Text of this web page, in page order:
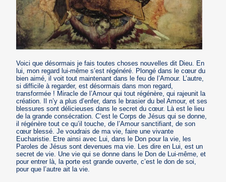
Voici que désormais je fais toutes choses nouvelles dit Dieu. En
lui, mon regard lui-même s’est régénéré. Plongé dans le cœur du
bien aimé, il voit tout maintenant dans le feu de l’Amour. L’autre,
si difficile à regarder, est désormais dans mon regard,
transformée ! Miracle de l’Amour qui tout régénère, qui rajeunit la
création. Il n’y a plus d’enfer, dans le brasier du bel Amour, et ses
blessures sont délicieuses dans le secret du cœur. Là est le lieu
de la grande consécration. C’est le Corps de Jésus qui se donne,
il régénère tout ce qu’il touche, de l’Amour sanctifiant, de son
cœur blessé. Je voudrais de ma vie, faire une vivante
Eucharistie. Etre ainsi avec Lui, dans le Don pour la vie, les
Paroles de Jésus sont devenues ma vie. Les dire en Lui, est un
secret de vie. Une vie qui se donne dans le Don de Lui-même, et
pour entrer là, la porte est grande ouverte, c’est le don de soi,
pour que l’autre ait la vie.